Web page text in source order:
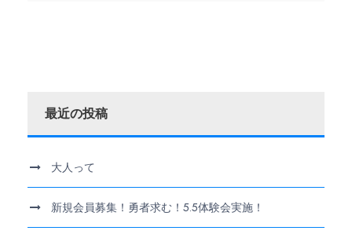
最近の投稿
大人って
新規会員募集！勇者求む！5.5体験会実施！